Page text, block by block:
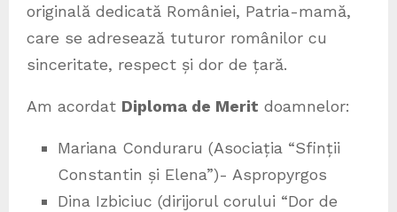
originală dedicată României, Patria-mamă,
care se adresează tuturor românilor cu
sinceritate, respect și dor de țară.
Am acordat Diploma de Merit doamnelor:
Mariana Conduraru (Asociația “Sfinții
Constantin și Elena”)- Aspropyrgos
Dina Izbiciuc (dirijorul corului “Dor de